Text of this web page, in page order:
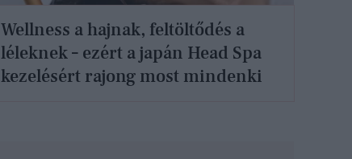
Wellness a hajnak, feltöltődés a
léleknek – ezért a japán Head Spa
kezelésért rajong most mindenki